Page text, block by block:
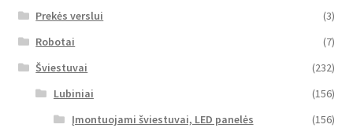
Prekės verslui
(3)
Robotai
(7)
Šviestuvai
(232)
Lubiniai
(156)
Įmontuojami šviestuvai, LED panelės
(156)